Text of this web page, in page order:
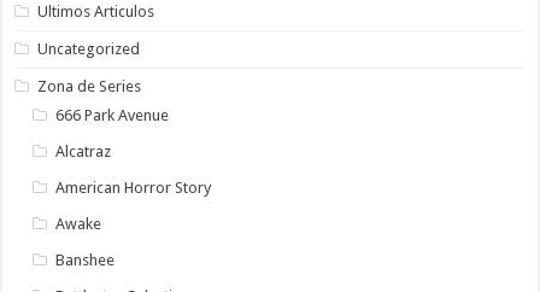
Ultimos Articulos
Uncategorized
Zona de Series
666 Park Avenue
Alcatraz
American Horror Story
Awake
Banshee